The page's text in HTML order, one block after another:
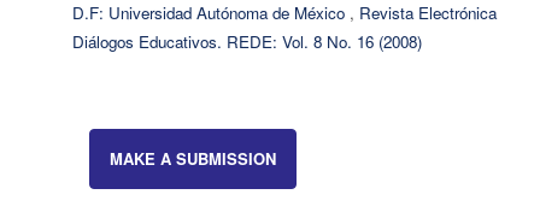
D.F: Universidad Autónoma de México , Revista Electrónica
Diálogos Educativos. REDE: Vol. 8 No. 16 (2008)
MAKE A SUBMISSION